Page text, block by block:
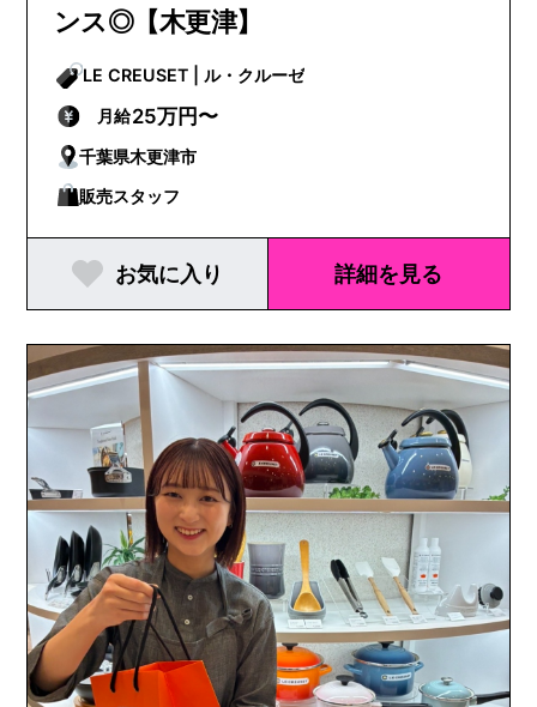
ンス◎【木更津】
LE CREUSET | ル・クルーゼ
月給25万円〜
千葉県木更津市
販売スタッフ
お気に入り 詳細を見る